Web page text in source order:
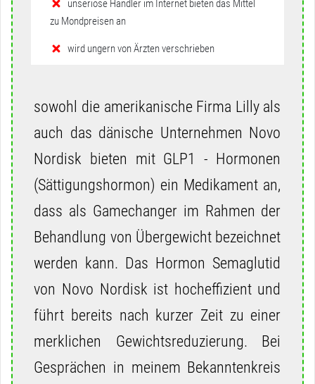
unseriöse Händler im Internet bieten das Mittel
zu Mondpreisen an
wird ungern von Ärzten verschrieben
sowohl die amerikanische Firma Lilly als
auch das dänische Unternehmen Novo
Nordisk bieten mit GLP1 - Hormonen
(Sättigungshormon) ein Medikament an,
dass als Gamechanger im Rahmen der
Behandlung von Übergewicht bezeichnet
werden kann. Das Hormon Semaglutid
von Novo Nordisk ist hocheffizient und
führt bereits nach kurzer Zeit zu einer
merklichen Gewichtsreduzierung. Bei
Gesprächen in meinem Bekanntenkreis